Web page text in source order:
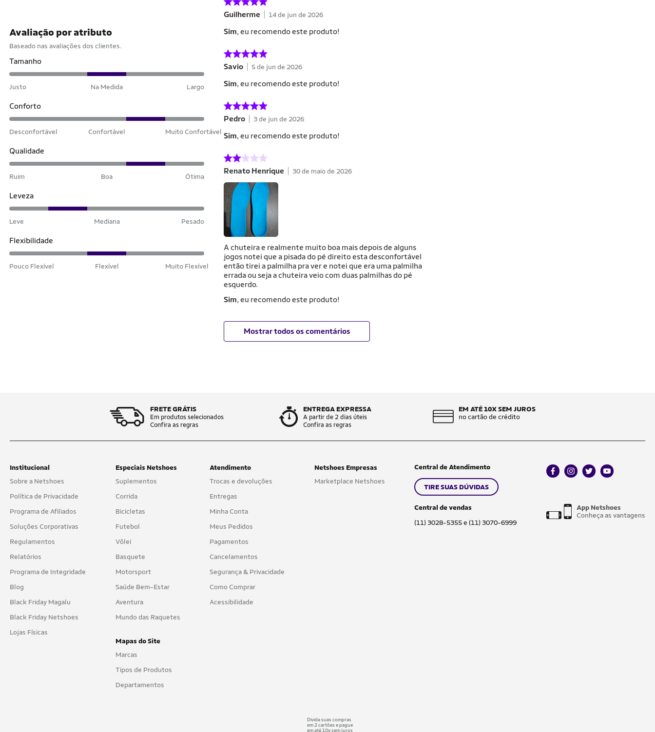
Avaliação por atributo
Baseado nas avaliações dos clientes.
Tamanho
Justo Na Medida Largo
Conforto
Desconfortável Confortável Muito Confortável
Qualidade
Ruim Boa Ótima
Leveza
Leve Mediana Pesado
Flexibilidade
Pouco Flexível Flexível Muito Flexível
Guilherme 14 de jun de 2026
Sim, eu recomendo este produto!
Savio 5 de jun de 2026
Sim, eu recomendo este produto!
Pedro 3 de jun de 2026
Sim, eu recomendo este produto!
Renato Henrique 30 de maio de 2026
A chuteira e realmente muito boa mais depois de alguns
jogos notei que a pisada do pé direito esta desconfortável
então tirei a palmilha pra ver e notei que era uma palmilha
errada ou seja a chuteira veio com duas palmilhas do pé
esquerdo.
Sim, eu recomendo este produto!
Mostrar todos os comentários
FRETE GRÁTIS
Em produtos selecionados
Confira as regras
ENTREGA EXPRESSA
A partir de 2 dias úteis
Confira as regras
EM ATÉ 10X SEM JUROS
no cartão de crédito
Institucional
Sobre a Netshoes
Política de Privacidade
Programa de Afiliados
Soluções Corporativas
Regulamentos
Relatórios
Programa de Integridade
Blog
Black Friday Magalu
Black Friday Netshoes
Lojas Físicas
Especiais Netshoes
Suplementos
Corrida
Bicicletas
Futebol
Vôlei
Basquete
Motorsport
Saúde Bem-Estar
Aventura
Mundo das Raquetes
Mapas do Site
Marcas
Tipos de Produtos
Departamentos
Atendimento
Trocas e devoluções
Entregas
Minha Conta
Meus Pedidos
Pagamentos
Cancelamentos
Segurança & Privacidade
Como Comprar
Acessibilidade
Netshoes Empresas
Marketplace Netshoes
Central de Atendimento
TIRE SUAS DÚVIDAS
Central de vendas
(11) 3028-5355 e (11) 3070-6999
facebookinstagram
twitteryoutube
App Netshoes
Conheça as vantagens
Divida suas compras
em 2 cartões e pague
em até 10x sem juros